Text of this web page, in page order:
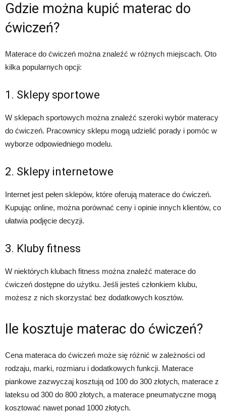
Gdzie można kupić materac do
ćwiczeń?
Materace do ćwiczeń można znaleźć w różnych miejscach. Oto
kilka popularnych opcji:
1. Sklepy sportowe
W sklepach sportowych można znaleźć szeroki wybór materacy
do ćwiczeń. Pracownicy sklepu mogą udzielić porady i pomóc w
wyborze odpowiedniego modelu.
2. Sklepy internetowe
Internet jest pełen sklepów, które oferują materace do ćwiczeń.
Kupując online, można porównać ceny i opinie innych klientów, co
ułatwia podjęcie decyzji.
3. Kluby fitness
W niektórych klubach fitness można znaleźć materace do
ćwiczeń dostępne do użytku. Jeśli jesteś członkiem klubu,
możesz z nich skorzystać bez dodatkowych kosztów.
Ile kosztuje materac do ćwiczeń?
Cena materaca do ćwiczeń może się różnić w zależności od
rodzaju, marki, rozmiaru i dodatkowych funkcji. Materace
piankowe zazwyczaj kosztują od 100 do 300 złotych, materace z
lateksu od 300 do 800 złotych, a materace pneumatyczne mogą
kosztować nawet ponad 1000 złotych.